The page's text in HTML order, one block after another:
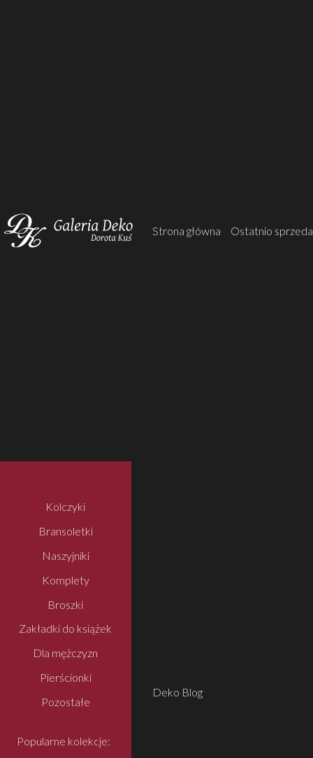
Strona główna Ostatnio
Deko Blog
Kolczyki
Bransoletki
Naszyjniki
Komplety
Broszki
Zakładki do książek
Dla mężczyzn
Pierścionki
Pozostałe
Popularne kolekcje: